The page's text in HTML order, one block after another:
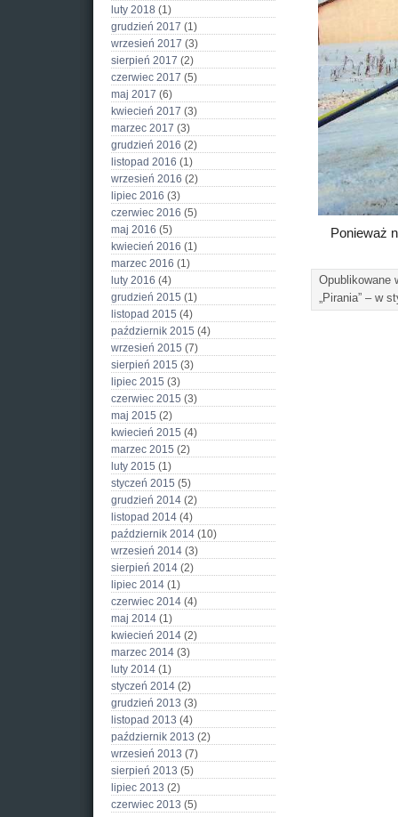
luty 2018 (1)
grudzień 2017 (1)
wrzesień 2017 (3)
sierpień 2017 (2)
czerwiec 2017 (5)
maj 2017 (6)
kwiecień 2017 (3)
marzec 2017 (3)
grudzień 2016 (2)
listopad 2016 (1)
wrzesień 2016 (2)
lipiec 2016 (3)
czerwiec 2016 (5)
maj 2016 (5)
kwiecień 2016 (1)
marzec 2016 (1)
luty 2016 (4)
grudzień 2015 (1)
listopad 2015 (4)
październik 2015 (4)
wrzesień 2015 (7)
sierpień 2015 (3)
lipiec 2015 (3)
czerwiec 2015 (3)
maj 2015 (2)
kwiecień 2015 (4)
marzec 2015 (2)
luty 2015 (1)
styczeń 2015 (5)
grudzień 2014 (2)
listopad 2014 (4)
październik 2014 (10)
wrzesień 2014 (3)
sierpień 2014 (2)
lipiec 2014 (1)
czerwiec 2014 (4)
maj 2014 (1)
kwiecień 2014 (2)
marzec 2014 (3)
luty 2014 (1)
styczeń 2014 (2)
grudzień 2013 (3)
listopad 2013 (4)
październik 2013 (2)
wrzesień 2013 (7)
sierpień 2013 (5)
lipiec 2013 (2)
czerwiec 2013 (5)
Ponieważ
Opublikowane
„Pirania” – w